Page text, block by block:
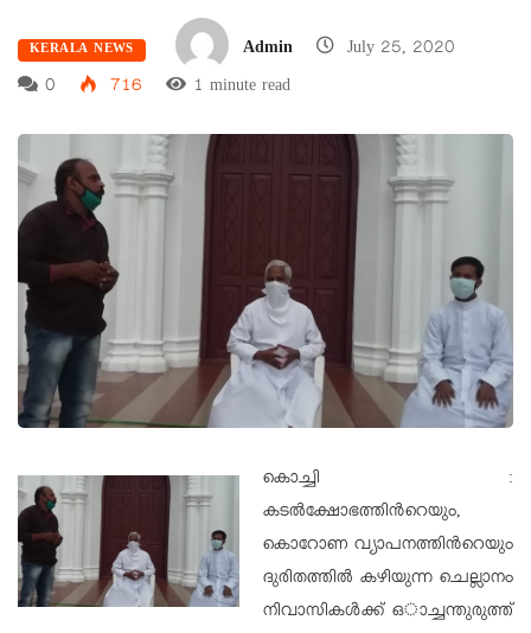
KERALA NEWS Admin
July 25, 2020
0
716 1 minute read
കൊച്ചി :
കടൽക്ഷോഭത്തിൻറെയും,
കൊറോണ വ്യാപനത്തിൻറെയും
ദുരിതത്തിൽ കഴിയുന്ന ചെല്ലാനം
നിവാസികൾക്ക് ഒാച്ചന്തുരുത്ത്